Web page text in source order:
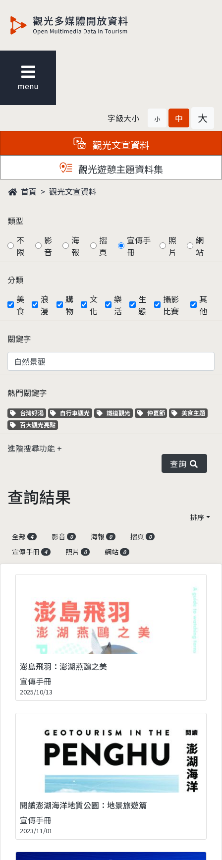
menu
字級大小 小 中 大
觀光文宣資料
觀光遊憩主題資料集
首頁 觀光文宣資料
類型
不
限
影
音
海
報
摺
頁
宣傳手
冊
照
片
網
站
分類
美
食
浪
漫
購
物
文
化
樂
活
生
態
攝影
比賽
其
他
關鍵字
熱門關鍵字
關鍵字標籤
台灣好湯 關鍵字標籤
自行車觀光 關鍵字標籤
鐵道觀光 關鍵字標籤
仲夏節 關鍵字標籤
美食主題
關鍵字標籤
百大觀光亮點
進階搜尋功能
查詢
查詢結果
排序
全部
4 影音 0 海報 0 摺頁 0
宣傳手冊 4 照片 0 網站 0
澎島飛羽：澎湖燕鷗之美
宣傳手冊
2025/10/13
閱讀澎湖海洋地質公園：地景旅遊篇
宣傳手冊
2023/11/01